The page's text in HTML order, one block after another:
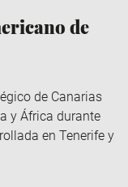
de
de Canarias
y África durante
en Tenerife y